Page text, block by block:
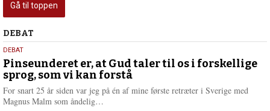
Gå til toppen
Debat
DEBAT
5.
august
2026
DEBAT
Pinseunderet er, at Gud taler til os i forskellige
sprog, som vi kan forstå
For snart 25 år siden var jeg på én af mine første retræter i Sverige med
Magnus Malm som åndelig…